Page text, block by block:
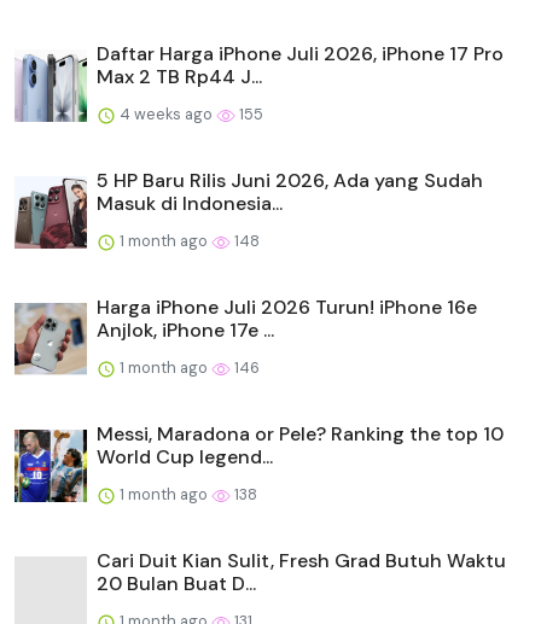
Daftar Harga iPhone Juli 2026, iPhone 17 Pro
Max 2 TB Rp44 J...
4 weeks ago 155
5 HP Baru Rilis Juni 2026, Ada yang Sudah
Masuk di Indonesia...
1 month ago 148
Harga iPhone Juli 2026 Turun! iPhone 16e
Anjlok, iPhone 17e ...
1 month ago 146
Messi, Maradona or Pele? Ranking the top 10
World Cup legend...
1 month ago 138
Cari Duit Kian Sulit, Fresh Grad Butuh Waktu
20 Bulan Buat D...